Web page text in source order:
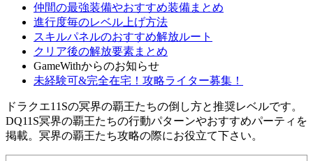
仲間の最強装備やおすすめ装備まとめ
進行度毎のレベル上げ方法
スキルパネルのおすすめ解放ルート
クリア後の解放要素まとめ
GameWithからのお知らせ
未経験可&完全在宅！攻略ライター募集！
ドラクエ11Sの冥界の覇王たちの倒し方と推奨レベルです。
DQ11S冥界の覇王たちの行動パターンやおすすめパーティを
掲載。冥界の覇王たち攻略の際にお役立て下さい。